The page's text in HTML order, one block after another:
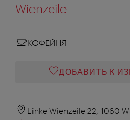
Wienzeile
КОФЕЙНЯ
ДОБАВИТЬ К
Linke Wienzeile 22, 1060